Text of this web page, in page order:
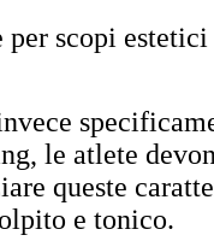
scopi
le atlete
queste
e tonico.